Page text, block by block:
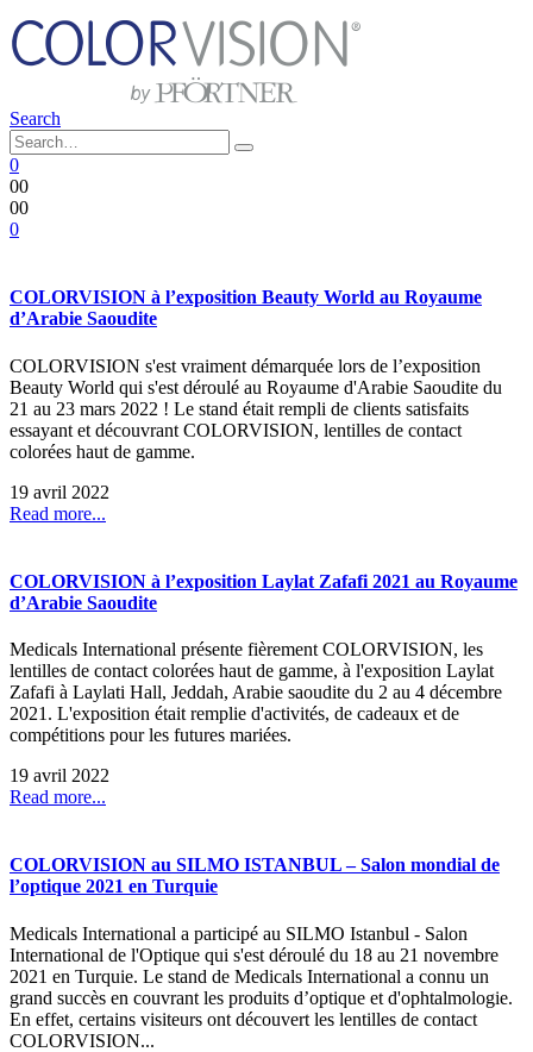
Search
0
00
00
0
COLORVISION à l’exposition Beauty World au Royaume
d’Arabie Saoudite
COLORVISION s'est vraiment démarquée lors de l’exposition
Beauty World qui s'est déroulé au Royaume d'Arabie Saoudite du
21 au 23 mars 2022 ! Le stand était rempli de clients satisfaits
essayant et découvrant COLORVISION, lentilles de contact
colorées haut de gamme.
19 avril 2022
Read more...
COLORVISION à l’exposition Laylat Zafafi 2021 au Royaume
d’Arabie Saoudite
Medicals International présente fièrement COLORVISION, les
lentilles de contact colorées haut de gamme, à l'exposition Laylat
Zafafi à Laylati Hall, Jeddah, Arabie saoudite du 2 au 4 décembre
2021. L'exposition était remplie d'activités, de cadeaux et de
compétitions pour les futures mariées.
19 avril 2022
Read more...
COLORVISION au SILMO ISTANBUL – Salon mondial de
l’optique 2021 en Turquie
Medicals International a participé au SILMO Istanbul - Salon
International de l'Optique qui s'est déroulé du 18 au 21 novembre
2021 en Turquie. Le stand de Medicals International a connu un
grand succès en couvrant les produits d’optique et d'ophtalmologie.
En effet, certains visiteurs ont découvert les lentilles de contact
COLORVISION...